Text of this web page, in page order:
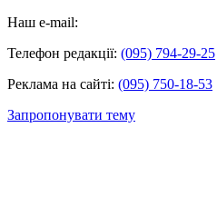
Наш e-mail:
Телефон редакції: (095) 794-29-25
Реклама на сайті: (095) 750-18-53
Запропонувати тему